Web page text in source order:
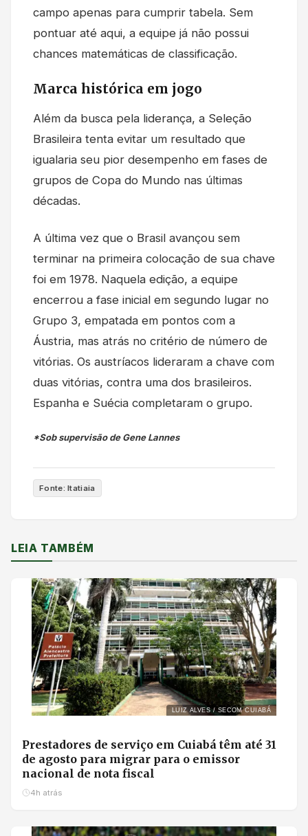
campo apenas para cumprir tabela. Sem
pontuar até aqui, a equipe já não possui
chances matemáticas de classificação.
Marca histórica em jogo
Além da busca pela liderança, a Seleção
Brasileira tenta evitar um resultado que
igualaria seu pior desempenho em fases de
grupos de Copa do Mundo nas últimas
décadas.
A última vez que o Brasil avançou sem
terminar na primeira colocação de sua chave
foi em 1978. Naquela edição, a equipe
encerrou a fase inicial em segundo lugar no
Grupo 3, empatada em pontos com a
Áustria, mas atrás no critério de número de
vitórias. Os austríacos lideraram a chave com
duas vitórias, contra uma dos brasileiros.
Espanha e Suécia completaram o grupo.
*Sob supervisão de Gene Lannes
Fonte: Itatiaia
LEIA TAMBÉM
LUIZ ALVES / SECOM CUIABÁ
Prestadores de serviço em Cuiabá têm até 31
de agosto para migrar para o emissor
nacional de nota fiscal
4h atrás